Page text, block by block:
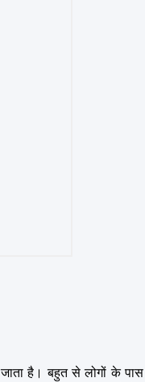
जाता है। बहुत से लोगों के पास